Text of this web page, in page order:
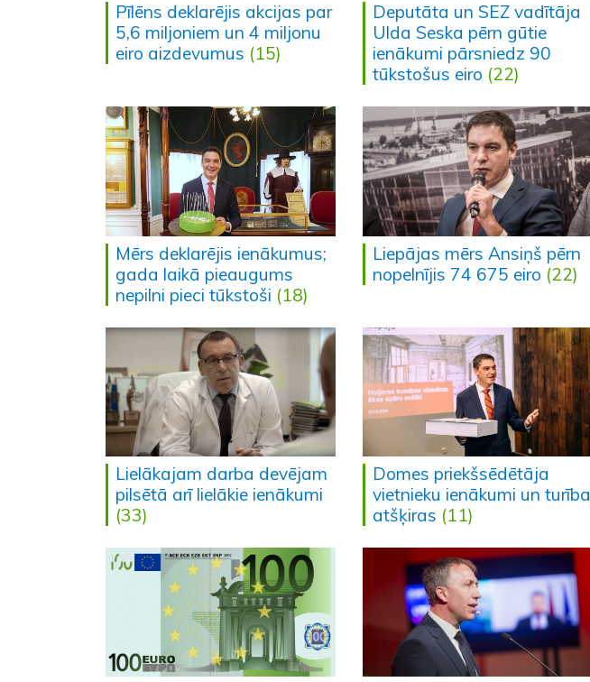
Pīlēns deklarējis akcijas par
5,6 miljoniem un 4 miljonu
eiro aizdevumus (15)
Deputāta un SEZ vadītāja
Ulda Seska pērn gūtie
ienākumi pārsniedz 90
tūkstošus eiro (22)
Mērs deklarējis ienākumus;
gada laikā pieaugums
nepilni pieci tūkstoši (18)
Liepājas mērs Ansiņš pērn
nopelnījis 74 675 eiro (22)
Lielākajam darba devējam
pilsētā arī lielākie ienākumi
(33)
Domes priekšsēdētāja
vietnieku ienākumi un turība
atšķiras (11)